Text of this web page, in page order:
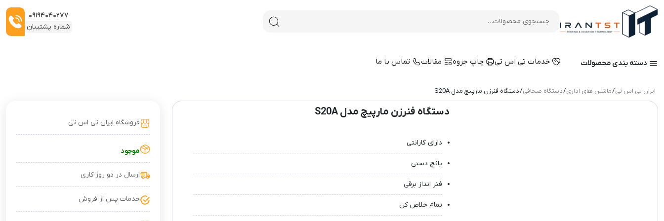
۰۹۱۹۴۰۴۰۲۷۷
شماره پشتیبان
دسته بندی محصولات خدمات تی اس تی چاپ جزوه مقالات تماس با ما
ایران تی اس تی/ماشین های اداری/دستگاه صحافی/ دستگاه فنرزن مارپیچ مدل S20A
دستگاه فنرزن مارپیچ مدل S20A
دارای گارانتی
پانچ دستی
فنر انداز برقی
تمام خلاص کن
فروشگاه ایران تی اس تی
موجود
ارسال در دو روز کاری
خدمات پس از فروش